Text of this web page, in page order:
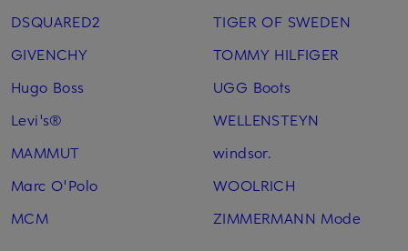
DSQUARED2
GIVENCHY
Hugo Boss
Levi's®
MAMMUT
Marc O'Polo
MCM
TIGER OF SWEDEN
TOMMY HILFIGER
UGG Boots
WELLENSTEYN
windsor.
WOOLRICH
ZIMMERMANN Mode